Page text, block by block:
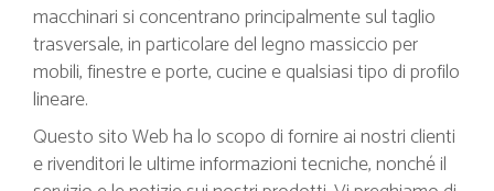
macchinari si concentrano principalmente sul taglio
trasversale, in particolare del legno massiccio per
mobili, finestre e porte, cucine e qualsiasi tipo di profilo
lineare.
Questo sito Web ha lo scopo di fornire ai nostri clienti
e rivenditori le ultime informazioni tecniche, nonché il